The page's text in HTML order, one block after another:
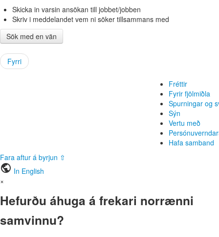
Skicka in varsin ansökan till jobbet/jobben
Skriv i meddelandet vem ni söker tillsammans med
Sök med en vän
Fyrri
Fréttir
Fyrir fjölmiðla
Spurningar og
Sýn
Vertu með
Hafa samband
Fara aftur á byrjun ⇧
public In English
×
Hefurðu áhuga á frekari norrænni
samvinnu?